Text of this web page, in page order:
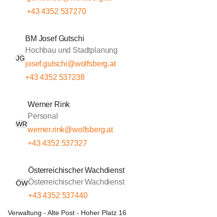
+43 4352 537270
JG
BM Josef Gutschi
Hochbau und Stadtplanung
josef.gutschi@wolfsberg.at
+43 4352 537238
WR
Werner Rink
Personal
werner.rink@wolfsberg.at
+43 4352 537327
ÖW
Österreichischer Wachdienst
Österreichischer Wachdienst
+43 4352 537440
Verwaltung - Alte Post - Hoher Platz 16